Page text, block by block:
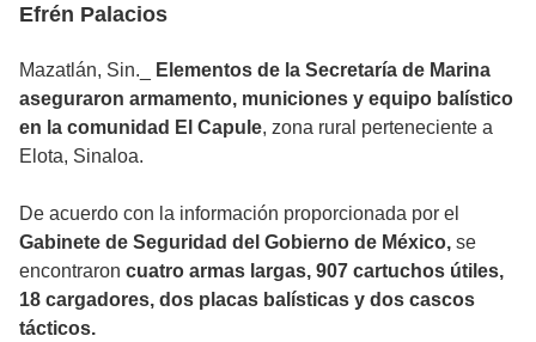
Efrén Palacios
Mazatlán, Sin._
Elementos de la Secretaría de Marina
aseguraron armamento, municiones y equipo balístico
en la comunidad El Capule, zona rural perteneciente a
Elota, Sinaloa.
De acuerdo con la información proporcionada por el
Gabinete de Seguridad del Gobierno de México, se
encontraron cuatro armas largas, 907 cartuchos útiles,
18 cargadores, dos placas balísticas y dos cascos
tácticos.